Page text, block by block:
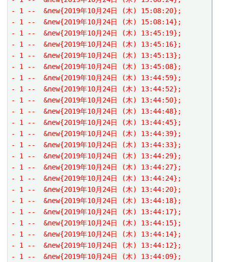
- 1 --  &new{2019年10月24日 (木) 15:08:20};
- 1 --  &new{2019年10月24日 (木) 15:08:14};
- 1 --  &new{2019年10月24日 (木) 13:45:19};
- 1 --  &new{2019年10月24日 (木) 13:45:16};
- 1 --  &new{2019年10月24日 (木) 13:45:13};
- 1 --  &new{2019年10月24日 (木) 13:45:08};
- 1 --  &new{2019年10月24日 (木) 13:44:59};
- 1 --  &new{2019年10月24日 (木) 13:44:52};
- 1 --  &new{2019年10月24日 (木) 13:44:50};
- 1 --  &new{2019年10月24日 (木) 13:44:48};
- 1 --  &new{2019年10月24日 (木) 13:44:45};
- 1 --  &new{2019年10月24日 (木) 13:44:39};
- 1 --  &new{2019年10月24日 (木) 13:44:33};
- 1 --  &new{2019年10月24日 (木) 13:44:29};
- 1 --  &new{2019年10月24日 (木) 13:44:27};
- 1 --  &new{2019年10月24日 (木) 13:44:24};
- 1 --  &new{2019年10月24日 (木) 13:44:20};
- 1 --  &new{2019年10月24日 (木) 13:44:18};
- 1 --  &new{2019年10月24日 (木) 13:44:17};
- 1 --  &new{2019年10月24日 (木) 13:44:15};
- 1 --  &new{2019年10月24日 (木) 13:44:14};
- 1 --  &new{2019年10月24日 (木) 13:44:12};
- 1 --  &new{2019年10月24日 (木) 13:44:09};